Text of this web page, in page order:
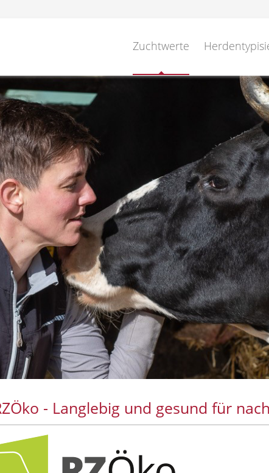
Zuchtwerte
- Langlebig und gesund für